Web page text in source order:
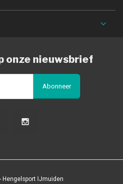
onze nieuwsbrief
Abonneer
Hengelsport IJmuiden